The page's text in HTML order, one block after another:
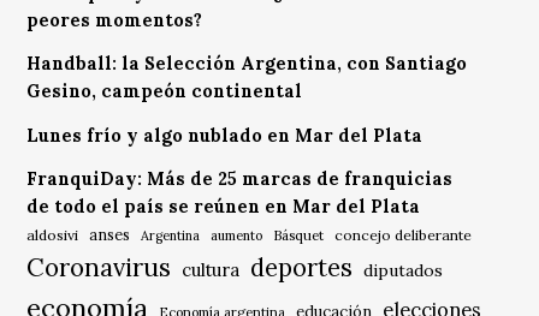
peores momentos?
Handball: la Selección Argentina, con Santiago
Gesino, campeón continental
Lunes frío y algo nublado en Mar del Plata
FranquiDay: Más de 25 marcas de franquicias
de todo el país se reúnen en Mar del Plata
aldosivi anses Argentina aumento Básquet concejo deliberante
Coronavirus cultura deportes diputados
economía Economía argentina educación elecciones